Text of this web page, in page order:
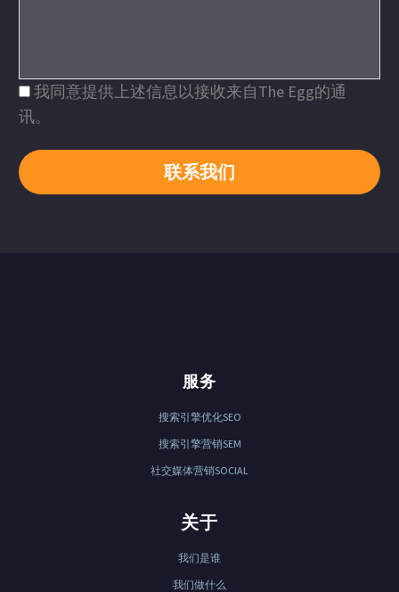
我同意提供上述信息以接收来自The Egg的通
讯。
服务
搜索引擎优化SEO
搜索引擎营销SEM
社交媒体营销SOCIAL
关于
我们是谁
我们做什么